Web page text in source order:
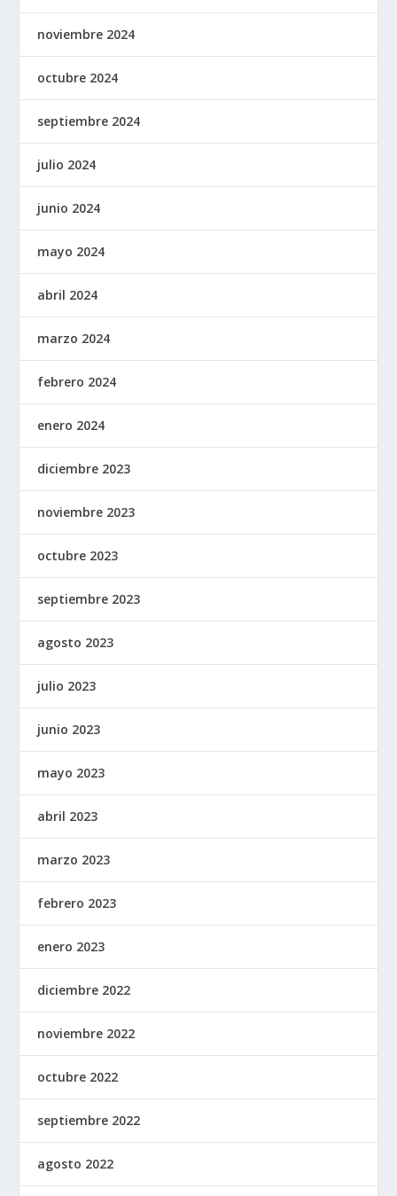
noviembre 2024
octubre 2024
septiembre 2024
julio 2024
junio 2024
mayo 2024
abril 2024
marzo 2024
febrero 2024
enero 2024
diciembre 2023
noviembre 2023
octubre 2023
septiembre 2023
agosto 2023
julio 2023
junio 2023
mayo 2023
abril 2023
marzo 2023
febrero 2023
enero 2023
diciembre 2022
noviembre 2022
octubre 2022
septiembre 2022
agosto 2022